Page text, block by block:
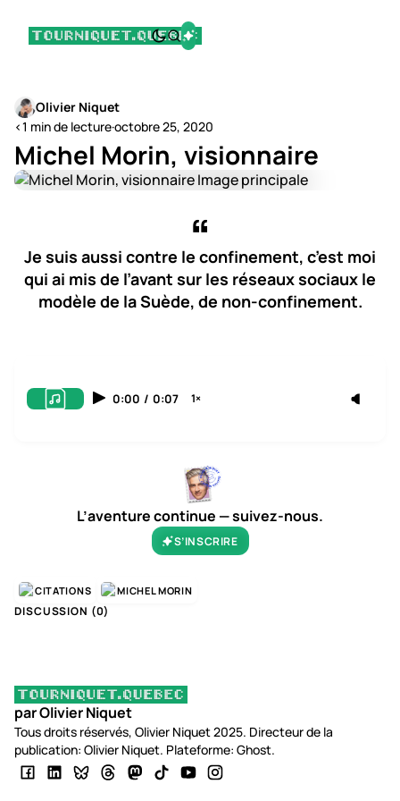
Olivier Niquet
<1 min de lecture·octobre 25, 2020
Michel Morin, visionnaire
Je suis aussi contre le confinement, c’est moi
qui ai mis de l’avant sur les réseaux sociaux le
modèle de la Suède, de non-confinement.
0:00 / 0:07 1×
L’aventure continue — suivez-nous.
S’INSCRIRE
CITATIONS MICHEL MORIN
DISCUSSION (0)
par Olivier Niquet
Tous droits réservés, Olivier Niquet 2025. Directeur de la
publication: Olivier Niquet. Plateforme: Ghost.